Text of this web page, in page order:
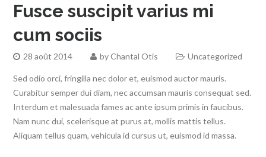
Fusce suscipit varius mi
cum sociis
28 août 2014 byChantal Otis Uncategorized
Sed odio orci, fringilla nec dolor et, euismod auctor mauris.
Curabitur semper dui diam, nec accumsan mauris consequat sed.
Interdum et malesuada fames ac ante ipsum primis in faucibus.
Nam nunc dui, scelerisque at purus at, mollis mattis tellus.
Aliquam tellus quam, vehicula id cursus ut, euismod id massa.